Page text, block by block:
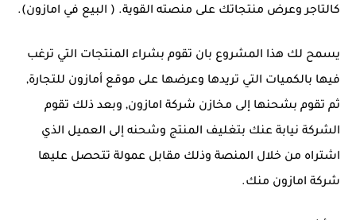
كالتاجر وعرض منتجاتك على منصته القوية. ( البيع في امازون).
يسمح لك هذا المشروع بان تقوم بشراء المنتجات التي ترغب
فيها بالكميات التي تريدها وعرضها على موقع أمازون للتجارة,
ثم تقوم بشحنها إلى مخازن شركة امازون, وبعد ذلك تقوم
الشركة نيابة عنك بتغليف المنتج وشحنه إلى العميل الذي
اشتراه من خلال المنصة وذلك مقابل عمولة تتحصل عليها
شركة امازون منك.